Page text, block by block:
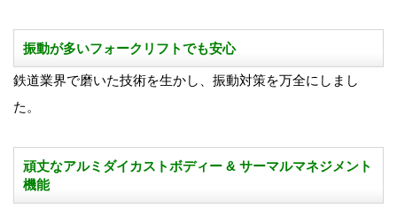
振動が多いフォークリフトでも安心
鉄道業界で磨いた技術を生かし、振動対策を万全にしまし
た。
頑丈なアルミダイカストボディー & サーマルマネジメント
機能